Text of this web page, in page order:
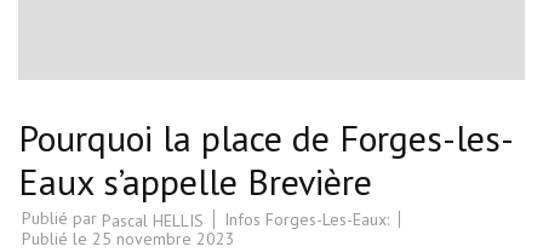
Pourquoi la place de Forges-les-
Eaux s’appelle Brevière
Publié par Pascal HELLIS
Infos Forges-Les-Eaux:
Publié le 25 novembre 2023